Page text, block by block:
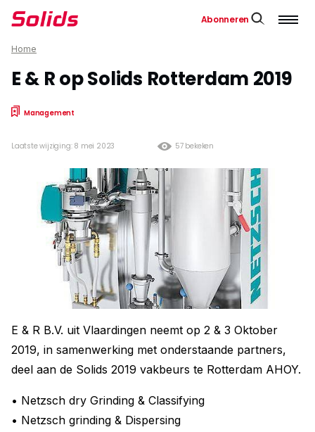
Abonneren
Home
E & R op Solids Rotterdam 2019
Management
57 bekeken
Laatste wijziging: 8 mei 2023
E & R B.V. uit Vlaardingen neemt op 2 & 3 Oktober
2019, in samenwerking met onderstaande partners,
deel aan de Solids 2019 vakbeurs te Rotterdam AHOY.
• Netzsch dry Grinding & Classifying
• Netzsch grinding & Dispersing